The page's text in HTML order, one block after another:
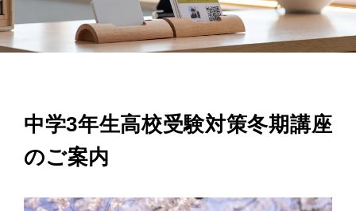
中学3年生高校受験対策冬期講座
のご案内